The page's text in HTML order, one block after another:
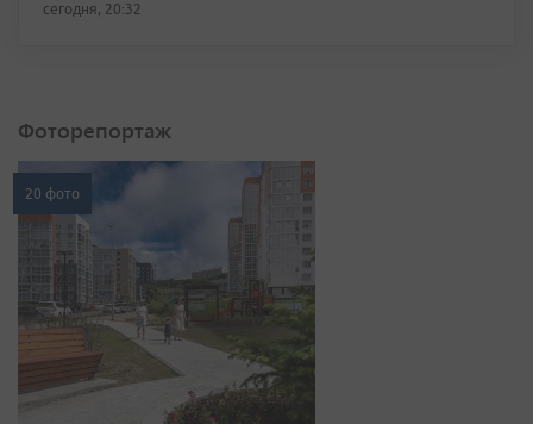
сегодня, 20:32
Фоторепортаж
20 фото